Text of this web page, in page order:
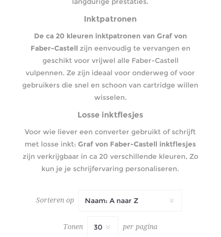
Inktpatronen
De ca 20 kleuren inktpatronen van Graf von
Faber-Castell zijn eenvoudig te vervangen en
geschikt voor vrijwel alle Faber-Castell
vulpennen. Ze zijn ideaal voor onderweg of voor
gebruikers die snel en schoon van cartridge willen
wisselen.
Losse inktflesjes
Voor wie liever een converter gebruikt of schrijft
met losse inkt:Graf von Faber-Castell inktflesjes
zijn verkrijgbaar in ca 20 verschillende kleuren, Zo
kun je je schrijfervaring personaliseren.
Sorteren op
Tonen per pagina